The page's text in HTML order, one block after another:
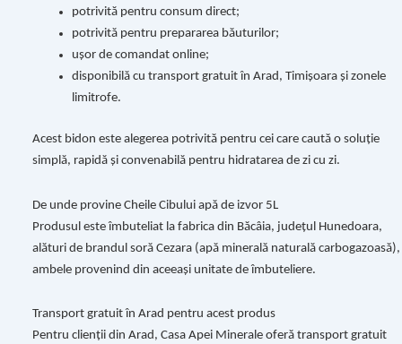
potrivită pentru consum direct;
potrivită pentru prepararea băuturilor;
ușor de comandat online;
disponibilă cu transport gratuit în Arad, Timișoara și zonele
limitrofe.
Acest bidon este alegerea potrivită pentru cei care caută o soluție
simplă, rapidă și convenabilă pentru hidratarea de zi cu zi.
De unde provine Cheile Cibului apă de izvor 5L
Produsul este îmbuteliat la fabrica din Băcâia, județul Hunedoara,
alături de brandul soră Cezara (apă minerală naturală carbogazoasă),
ambele provenind din aceeași unitate de îmbuteliere.
Transport gratuit în Arad pentru acest produs
Pentru clienții din Arad, Casa Apei Minerale oferă transport gratuit